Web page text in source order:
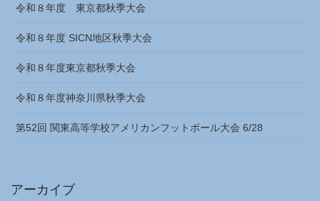
令和８年度 東京都秋季大会
令和８年度 SICN地区秋季大会
令和８年度東京都秋季大会
令和８年度神奈川県秋季大会
第52回 関東高等学校アメリカンフットボール大会 6/28
アーカイブ